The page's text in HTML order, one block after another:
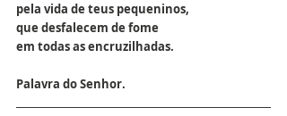
pela vida de teus pequeninos,
que desfalecem de fome
em todas as encruzilhadas.
Palavra do Senhor.